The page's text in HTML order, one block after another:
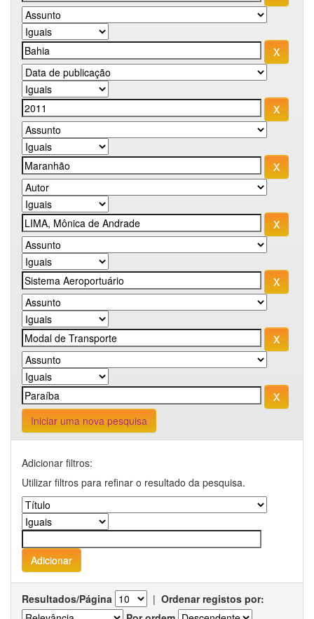
Iniciar uma nova pesquisa
Adicionar filtros:
Utilizar filtros para refinar o resultado da pesquisa.
Resultados/Página | Ordenar registos por: